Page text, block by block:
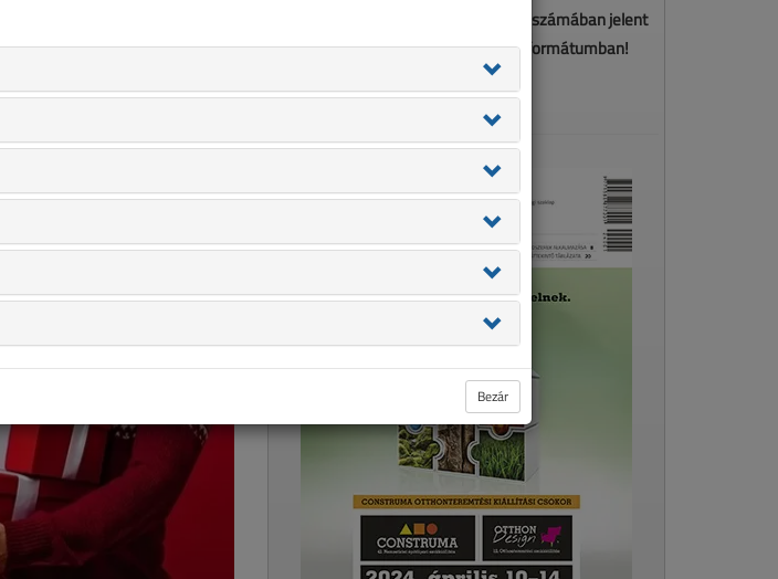
Ez a cikk a VL 2024. január-februári számában jelent
meg. Töltse le a lapszámot PDF formátumban!
LETÖLTÉS
Bezár